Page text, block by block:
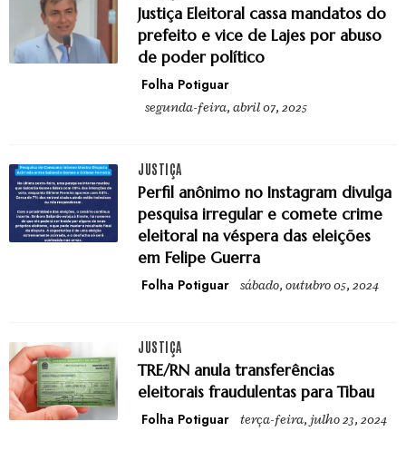
Justiça Eleitoral cassa mandatos do
prefeito e vice de Lajes por abuso
de poder político
Folha Potiguar
segunda-feira, abril 07, 2025
JUSTIÇA
Perfil anônimo no Instagram divulga
pesquisa irregular e comete crime
eleitoral na véspera das eleições
em Felipe Guerra
Folha Potiguar sábado, outubro 05, 2024
JUSTIÇA
TRE/RN anula transferências
eleitorais fraudulentas para Tibau
Folha Potiguar terça-feira, julho 23, 2024